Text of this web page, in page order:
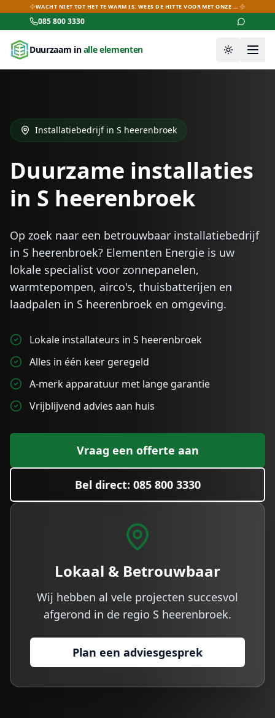
WACHT NIET TOT HET TE WARM IS: WEES DE HITTE VOOR MET ONZE AIRCO-DEALS!
085 800 3330
Duurzaam inalle elementen Thema
Installatiebedrijf in S heerenbroek
Duurzame installaties
in S heerenbroek
Op zoek naar een betrouwbaar installatiebedrijf
in S heerenbroek? Elementen Energie is uw
lokale specialist voor zonnepanelen,
warmtepompen, airco's, thuisbatterijen en
laadpalen in S heerenbroek en omgeving.
Lokale installateurs in S heerenbroek
Alles in één keer geregeld
A-merk apparatuur met lange garantie
Vrijblijvend advies aan huis
Vraag een offerte aan
Bel direct: 085 800 3330
Lokaal & Betrouwbaar
Wij hebben al vele projecten succesvol
afgerond in de regio S heerenbroek.
Plan een adviesgesprek